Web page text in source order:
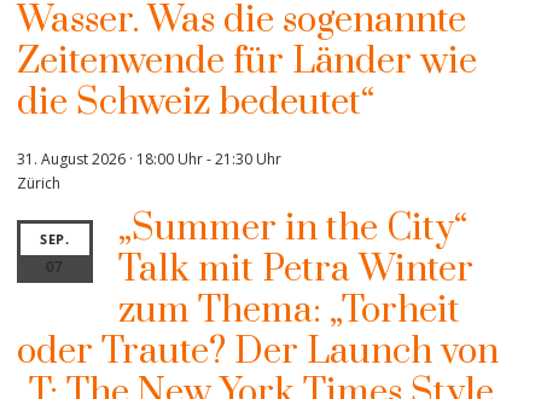
Wasser. Was die sogenannte
Zeitenwende für Länder wie
die Schweiz bedeutet“
31. August 2026 · 18:00 Uhr-21:30 Uhr
Zürich
SEP.
07
„Summer in the City“
Talk mit Petra Winter
zum Thema: „Torheit
oder Traute? Der Launch von